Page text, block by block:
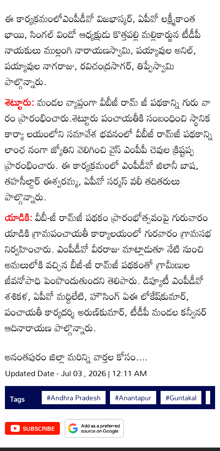
ఈ కార్యక్రమంలోఎంపీడీవో విజభాస్కర్‌, ఏపీవో లక్ష్మీకాంత
భాయి, సింగల్‌ విండో ఆధ్యక్షుడు కొత్తపల్లి మల్లికార్జున టీడీపీ
నాయకులు ముల్లంగి నారాయణస్వామి, పయ్యావుల అనిల్‌,
పయ్యావుల నాగరాజు, రవిచంద్రసాగర్‌, తిప్పేస్వామి
పాల్గొన్నారు.
శెట్టూరు:మండల వ్యాప్తంగా వీబీజీ రామ్‌ జీ పథకాన్ని గురు వా
రం ప్రారంభించారు.శెట్టూరు పంచాయతీకి సంబంధించి స్థానిక
కార్యా లయంలోని సమావేశ భవనంలో వీబీజీ రామ్‌జీ పథకాన్ని
లాంఛ నంగా జ్యోతిని వెలిగించి వైస్‌ ఎంపీపీ చెవుల క్రిష్టప్ప
ప్రారంభించారు. ఈ కార్యక్రమంలో ఎంపీడీవో జిలానీ బాష,
తహసీల్దార్‌ ఈశ్వరమ్మ, ఏపీవో సర్మస్‌ వలీ తదితరులు
పాల్గొన్నారు.
యాడికి:వీబీ-జీ రామ్‌జీ పథకం ప్రారంభోత్సవంపై గురువారం
యాడికి గ్రామపంచాయతీ కార్యాలయంలో గురవారం గ్రామసభ
నిర్వహించారు. ఎంపీడీవో వీరరాజు మాట్లాడుతూ నేటి నుంచి
అమలులోకి వచ్చిన బీజీ-జీ రామ్‌జీ పథకంతో గ్రామీణుల
జీవనోపాధి పెంపొందుతుందని తెలిపారు. డిప్యూటీ ఎంపీడీవో
శశికళ, ఏపీవో మద్దిలేటి, హౌసింగ్‌ ఏఈ లోకేష్‌కుమార్‌,
పంచాయతీ కార్యదర్శి అరుణ్‌కుమార్‌, టీడీపీ మండల కన్వీనర్‌
ఆదినారాయణ పాల్గొన్నారు.
అనంతపురం జిల్లా మరిన్ని వార్తల కోసం....
Updated Date - Jul 03 , 2026 | 12:11 AM
Tags #Andhra Pradesh #Anantapur #Guntakal
SUBSCRIBE